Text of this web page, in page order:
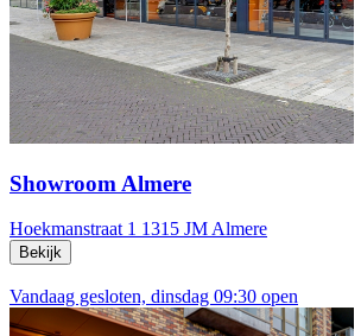
Showroom Almere
Hoekmanstraat 1 1315 JM Almere
Bekijk
Vandaag gesloten, dinsdag 09:30 open